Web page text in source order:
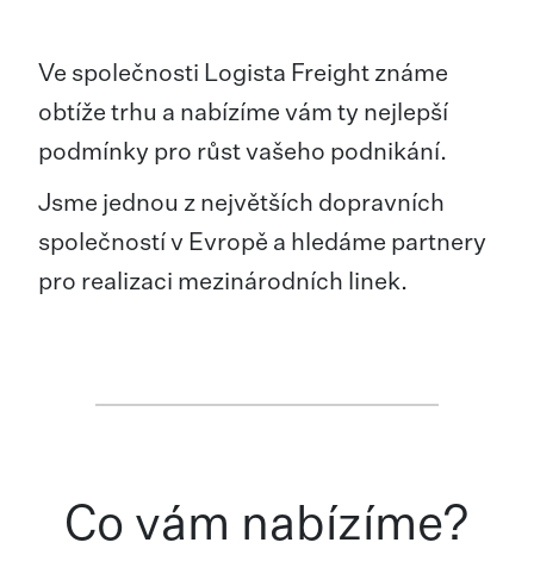
Ve společnosti Logista Freight známe
obtíže trhu a nabízíme vám ty nejlepší
podmínky pro růst vašeho podnikání.
Jsme jednou z největších dopravních
společností v Evropě a hledáme partnery
pro realizaci mezinárodních linek.
Co vám nabízíme?